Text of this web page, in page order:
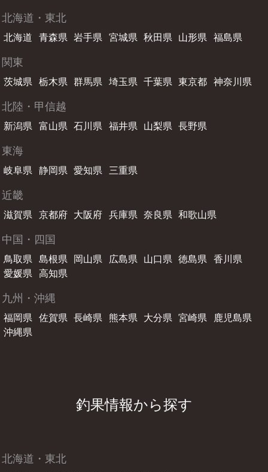
北海道・東北
北海道 青森県 岩手県 宮城県 秋田県 山形県 福島県
関東
茨城県 栃木県 群馬県 埼玉県 千葉県 東京都 神奈川県
北陸・甲信越
新潟県 富山県 石川県 福井県 山梨県 長野県
東海
岐阜県 静岡県 愛知県 三重県
近畿
滋賀県 京都府 大阪府 兵庫県 奈良県 和歌山県
中国・四国
鳥取県 島根県 岡山県 広島県 山口県 徳島県 香川県
愛媛県 高知県
九州・沖縄
福岡県 佐賀県 長崎県 熊本県 大分県 宮崎県
鹿児島県
沖縄県
釣果情報から探す
北海道・東北